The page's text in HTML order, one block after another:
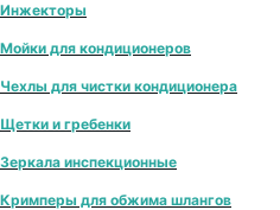
Инжекторы
Мойки для кондиционеров
Чехлы для чистки кондиционера
Щетки и гребенки
Зеркала инспекционные
Кримперы для обжима шлангов